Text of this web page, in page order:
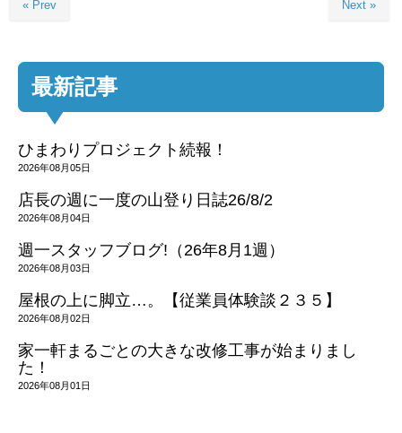
« Prev Next »
最新記事
ひまわりプロジェクト続報！
2026年08月05日
店長の週に一度の山登り日誌26/8/2
2026年08月04日
週一スタッフブログ!（26年8月1週）
2026年08月03日
屋根の上に脚立…。【従業員体験談２３５】
2026年08月02日
家一軒まるごとの大きな改修工事が始まりまし
た！
2026年08月01日